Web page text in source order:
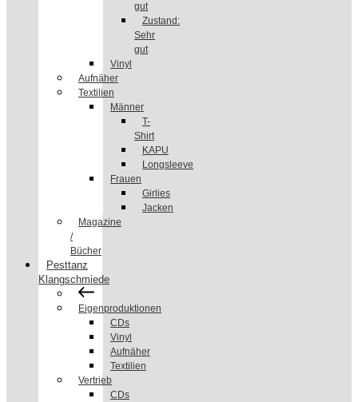
gut
Zustand:
Sehr
gut
Vinyl
Aufnäher
Textilien
Männer
T-
Shirt
KAPU
Longsleeve
Frauen
Girlies
Jacken
Magazine
/
Bücher
Pesttanz
Klangschmiede
Eigenproduktionen
CDs
Vinyl
Aufnäher
Textilien
Vertrieb
CDs